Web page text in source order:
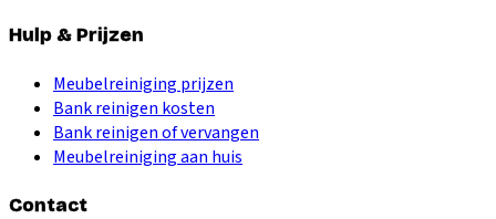
Hulp & Prijzen
Meubelreiniging prijzen
Bank reinigen kosten
Bank reinigen of vervangen
Meubelreiniging aan huis
Contact